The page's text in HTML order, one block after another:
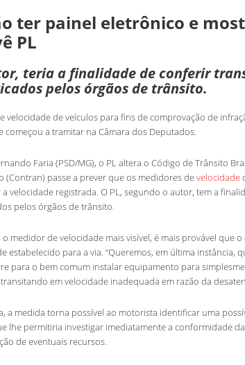
ter painel eletrônico e
PL
teria a finalidade de conferir
pelos órgãos de trânsito.
velocidade de veículos para fins de comprovação de
começou a tramitar na Câmara dos Deputados.
Faria (PSD/MG), o PL altera o Código de Trânsito
(Contran) passe a prever que os medidores develocidade
velocidade registrada. O PL, segundo o autor, tem a
pelos órgãos de trânsito.
medidor de velocidade mais visível, é mais provável que
estabelecido para a via. “Queremos, em última instância,
para o bem comum instalar equipamento para
em velocidade inadequada em razão da
a medida torna possível ao motorista identificar uma
lhe permitiria investigar imediatamente a conformidade
de eventuais recursos.